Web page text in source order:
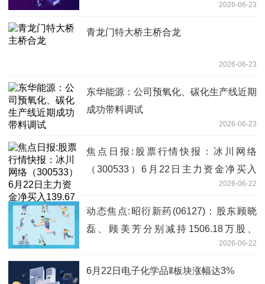
交易型开放式指数证券投资基金主流动性
服务商为一般流动性服务商的公告 热点
2026-06-23
青龙门特大桥主桥合龙
2026-06-23
东华能源：公司预氧化、碳化生产线近期
成功带料调试
2026-06-23
焦点日报:股票行情快报：冰川网络
（300533）6月22日主力资金净买入
2026-06-22
动态焦点:昭衍新药(06127)：股东顾晓
磊、顾美芳分别减持1506.18万股、
2026-06-22
6月22日电子化学品Ⅱ板块涨幅达3%